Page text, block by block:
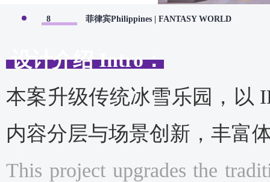
8 菲律宾Philippines | FANTASY WORLD
设计介绍 Intro：
本案升级传统冰雪乐园，以
内容分层与场景创新，丰富
This project upgrades the